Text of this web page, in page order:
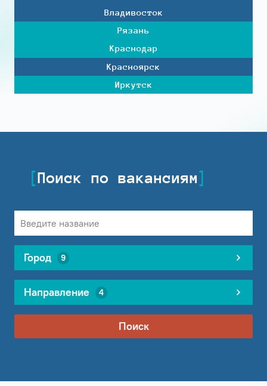
Владивосток
Рязань
Краснодар
Красноярск
Иркутск
Поиск по вакансиям
Город 9
Направление 4
Поиск